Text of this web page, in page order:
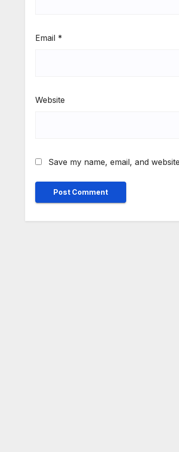
Email *
Website
Save my name, email, and